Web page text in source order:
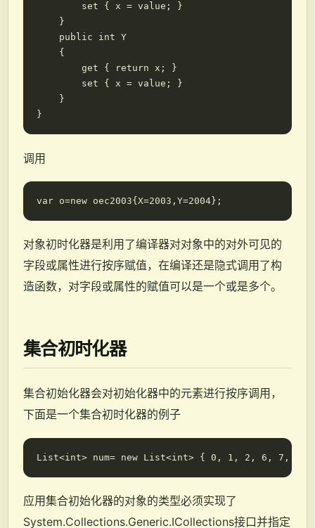
        set { x = value; }
    }
    public int Y
    {
        get { return x; }
        set { x = value; }
    }
调用
对象初时化器是利用了编译器对对象中的对外可见的
字段或属性进行按序赋值，在编译还是隐式调用了构
造函数，对字段或属性的赋值可以是一个或是多个。
集合初时化器
集合初始化器会对初始化器中的元素进行按序调用，
下面是一个集合初时化器的例子
应用集合初始化器的对象的类型必须实现了
System.Collections.Generic.ICollections接口并指定